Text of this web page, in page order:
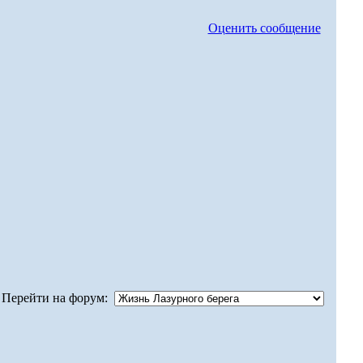
Оценить сообщение
Перейти на форум: